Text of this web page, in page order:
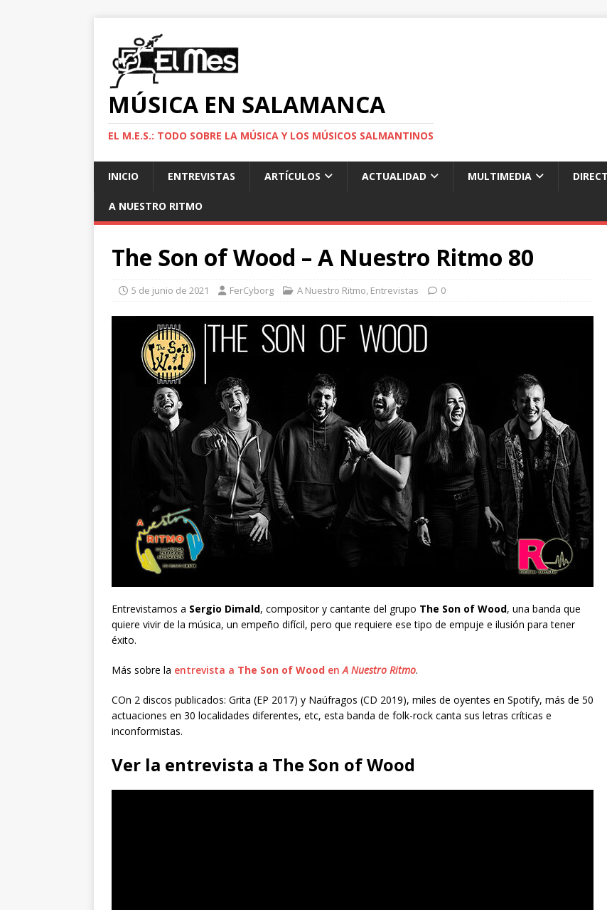
MÚSICA EN SALAMANCA
EL M.E.S.: TODO SOBRE LA MÚSICA Y LOS MÚSICOS SALMANTINOS
INICIO ENTREVISTAS ARTÍCULOS ACTUALIDAD MULTIMEDIA
A NUESTRO RITMO
The Son of Wood – A Nuestro Ritmo 80
5 de junio de 2021 FerCyborg A Nuestro Ritmo, Entrevistas 0
Entrevistamos a Sergio Dimald, compositor y cantante del grupo The Son of Wood, una banda que
quiere vivir de la música, un empeño difícil, pero que requiere ese tipo de empuje e ilusión para tener
éxito.
Más sobre la entrevista a The Son of Wood enA Nuestro Ritmo.
COn 2 discos publicados: Grita (EP 2017) y Naúfragos (CD 2019), miles de oyentes en Spotify, más de 50
actuaciones en 30 localidades diferentes, etc, esta banda de folk-rock canta sus letras críticas e
inconformistas.
Ver la entrevista a The Son of Wood